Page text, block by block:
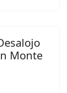
Monte